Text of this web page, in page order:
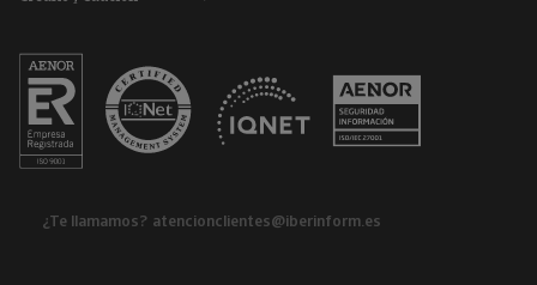
¿Te llamamos? atencionclientes@iberinform.es